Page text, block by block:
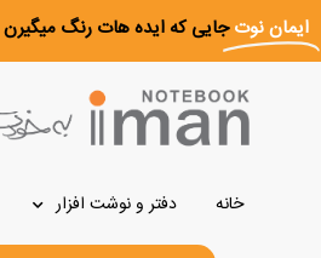
پرش
به
محتوا
ایمان نوت جایی که ایده هات رنگ میگیرن
خانه دفتر و نوشت افزار